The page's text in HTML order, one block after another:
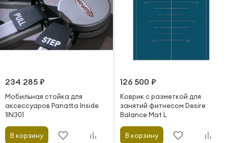
234 285 ₽
Мобильная стойка для
аксессуаров Panatta Inside
1IN301
В корзину
126 500 ₽
Коврик с разметкой для
занятий фитнесом Desire
Balance Mat L
В корзину